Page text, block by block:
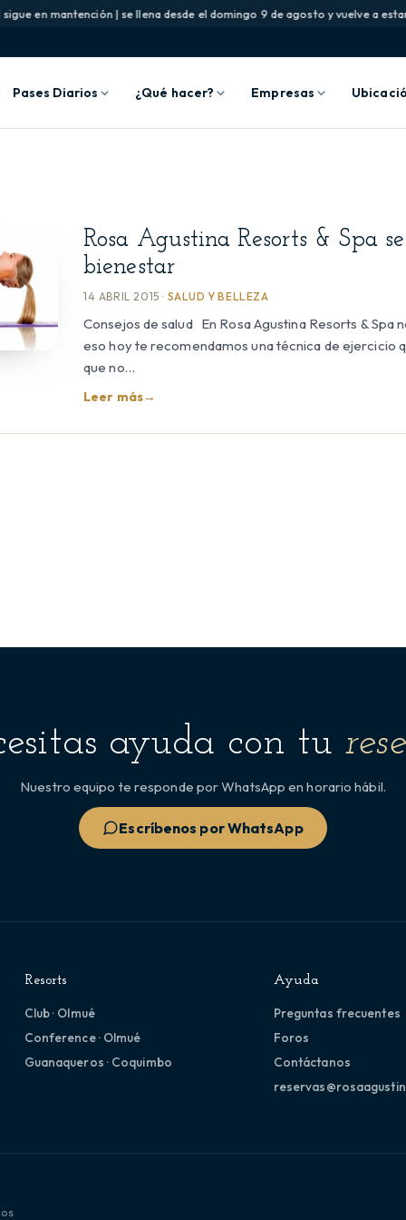
en mantención | se llena desde el domingo 9 de agosto y vuelve a estar
Pases Diarios ¿Qué hacer? Empresas
Rosa Agustina Resorts & Spa
bienestar
14 ABRIL 2015 · SALUD Y BELLEZA
Consejos de salud En Rosa Agustina Resorts & Spa
eso hoy te recomendamos una técnica de ejercicio
que no…
Leer más→
ayuda con tu
Nuestro equipo te responde por WhatsApp en horario hábil.
Escríbenos por WhatsApp
Resorts
Club · Olmué
Conference · Olmué
Guanaqueros · Coquimbo
Ayuda
Preguntas frecuentes
Foros
Contáctanos